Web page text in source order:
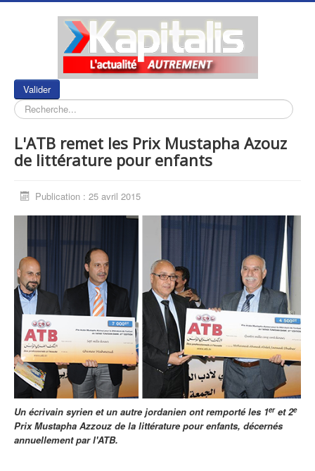
Valider
L'ATB remet les Prix Mustapha Azouz
de littérature pour enfants
Publication : 25 avril 2015
Un écrivain syrien et un autre jordanien ont remporté les 1eret 2e
Prix Mustapha Azzouz de la littérature pour enfants, décernés
annuellement par l'ATB.